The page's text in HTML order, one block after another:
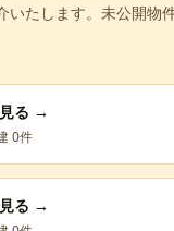
いたします。未公開物
る →
0件
る →